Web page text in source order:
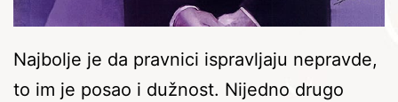
Najbolje je da pravnici ispravljaju nepravde,
to im je posao i dužnost. Nijedno drugo